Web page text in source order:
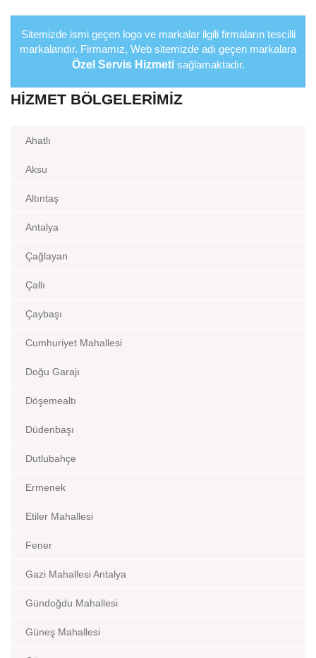
Sitemizde ismi geçen logo ve markalar ilgili firmaların tescilli
markalarıdır. Firmamız, Web sitemizde adı geçen markalara
Özel Servis Hizmetisağlamaktadır.
HIZMET BÖLGELERIMIZ
Ahatlı
Aksu
Altıntaş
Antalya
Çağlayan
Çallı
Çaybaşı
Cumhuriyet Mahallesi
Doğu Garajı
Döşemealtı
Düdenbaşı
Dutlubahçe
Ermenek
Etiler Mahallesi
Fener
Gazi Mahallesi Antalya
Gündoğdu Mahallesi
Güneş Mahallesi